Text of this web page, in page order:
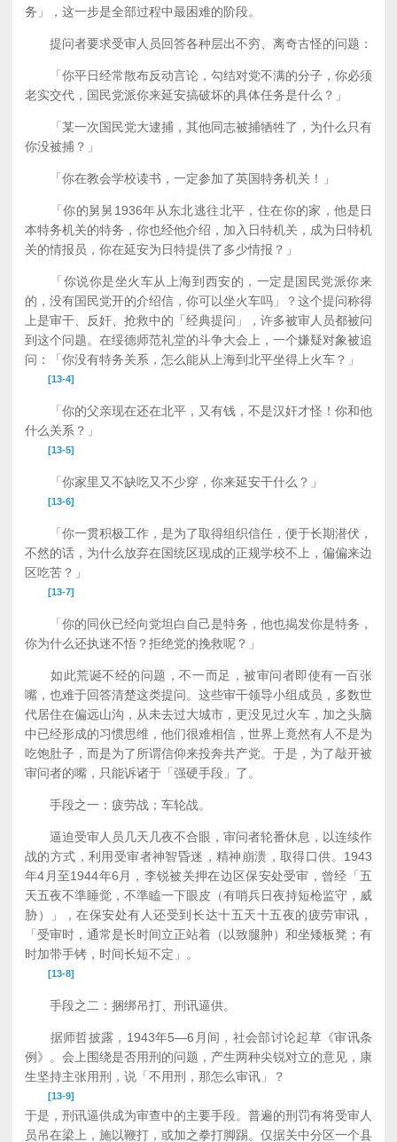
务」，这一步是全部过程中最困难的阶段。
提问者要求受审人员回答各种层出不穷、离奇古怪的问题：
「你平日经常散布反动言论，勾结对党不满的分子，你必须
老实交代，国民党派你来延安搞破坏的具体任务是什么？」
「某一次国民党大逮捕，其他同志被捕牺牲了，为什么只有
你没被捕？」
「你在教会学校读书，一定参加了英国特务机关！」
「你的舅舅1936年从东北逃往北平，住在你的家，他是日
本特务机关的特务，你也经他介绍，加入日特机关，成为日特机
关的情报员，你在延安为日特提供了多少情报？」
「你说你是坐火车从上海到西安的，一定是国民党派你来
的，没有国民党开的介绍信，你可以坐火车吗」？这个提问称得
上是审干、反奸、抢救中的「经典提问」，许多被审人员都被问
到这个问题。在绥德师范礼堂的斗争大会上，一个嫌疑对象被追
问：「你没有特务关系，怎么能从上海到北平坐得上火车？」
[13-4]
「你的父亲现在还在北平，又有钱，不是汉奸才怪！你和他
什么关系？」
[13-5]
「你家里又不缺吃又不少穿，你来延安干什么？」
[13-6]
「你一贯积极工作，是为了取得组织信任，便于长期潜伏，
不然的话，为什么放弃在国统区现成的正规学校不上，偏偏来边
区吃苦？」
[13-7]
「你的同伙已经向党坦白自己是特务，他也揭发你是特务，
你为什么还执迷不悟？拒绝党的挽救呢？」
如此荒诞不经的问题，不一而足，被审问者即使有一百张
嘴，也难于回答清楚这类提问。这些审干领导小组成员，多数世
代居住在偏远山沟，从未去过大城市，更没见过火车，加之头脑
中已经形成的习惯思维，他们很难相信，世界上竟然有人不是为
吃饱肚子，而是为了所谓信仰来投奔共产党。于是，为了敲开被
审问者的嘴，只能诉诸于「强硬手段」了。
手段之一：疲劳战；车轮战。
逼迫受审人员几天几夜不合眼，审问者轮番休息，以连续作
战的方式，利用受审者神智昏迷，精神崩溃，取得口供。1943
年4月至1944年6月，李锐被关押在边区保安处受审，曾经「五
天五夜不準睡觉，不準瞌一下眼皮（有哨兵日夜持短枪监守，威
胁）」，在保安处有人还受到长达十五天十五夜的疲劳审讯，
「受审时，通常是长时间立正站着（以致腿肿）和坐矮板凳；有
时加带手铐，时间长短不定」。
[13-8]
手段之二：捆绑吊打、刑讯逼供。
据师哲披露，1943年5—6月间，社会部讨论起草《审讯条
例》。会上围绕是否用刑的问题，产生两种尖锐对立的意见，康
生坚持主张用刑，说「不用刑，那怎么审讯」？
[13-9]
于是，刑讯逼供成为审查中的主要手段。普遍的刑罚有将受审人
员吊在梁上，施以鞭打，或加之拳打脚踢。仅据关中分区一个县